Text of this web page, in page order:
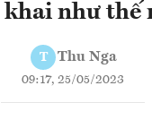
như thế
T Thu Nga
09:17, 25/05/2023